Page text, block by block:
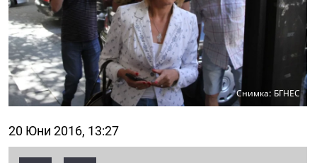
Снимка: БГНЕС
20 Юни 2016, 13:27